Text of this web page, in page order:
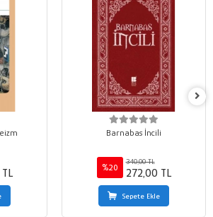
Barnabas İncili
%20
340,00 TL
272,00 TL
Sepete Ekle